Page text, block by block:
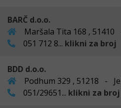
BARČ d.o.o.
Maršala Tita 168 ,
051 712 8... klikni za broj
BDD d.o.o.
Podhum 329 , 51218 -
051/29651... klikni za broj